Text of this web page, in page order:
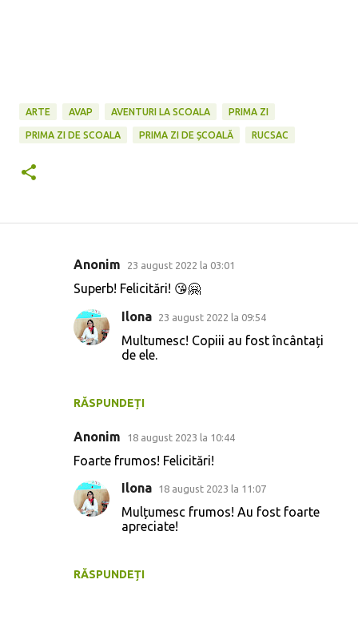
ARTE AVAP AVENTURI LA SCOALA PRIMA ZI
PRIMA ZI DE SCOALA PRIMA ZI DE ȘCOALĂ RUCSAC
Anonim 23 august 2022 la 03:01
Superb! Felicitări! 😘🤗
RĂSPUNDEȚI
Ilona 23 august 2022 la 09:54
Multumesc! Copiii au fost încântați
de ele.
Anonim 18 august 2023 la 10:44
Foarte frumos! Felicitări!
RĂSPUNDEȚI
Ilona 18 august 2023 la 11:07
Mulțumesc frumos! Au fost foarte
apreciate!